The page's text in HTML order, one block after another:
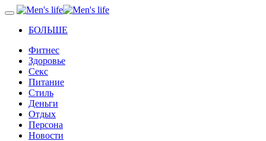
БОЛЬШЕ
Фитнес
Здоровье
Секс
Питание
Стиль
Деньги
Отдых
Персона
Новости